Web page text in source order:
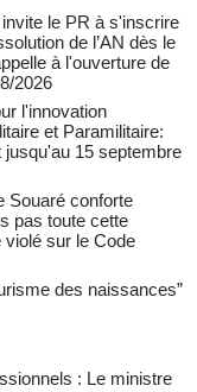
le PR à s'inscrire
de l’AN dès le
à l'ouverture de
2026
l'innovation
et Paramilitaire:
15 septembre
Souaré conforte
pas toute cette
violé sur le Code
des naissances”
: Le ministre